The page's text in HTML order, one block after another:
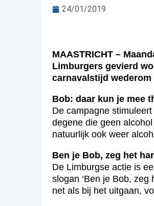
24/01/2019
MAASTRICHT –
Limburgers gevierd
carnavalstijd
Bob: daar kun je mee
De campagne
degene die geen
natuurlijk ook weer
Ben je Bob, zeg het
De Limburgse actie is
slogan ‘Ben je Bob,
net als bij het uitgaan,